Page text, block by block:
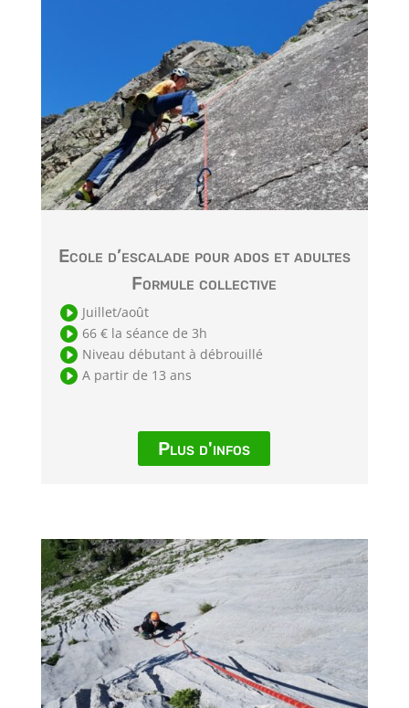
Ecole d’escalade pour ados et adultes
Formule collective
 Juillet/août
 66 € la séance de 3h
 Niveau débutant à débrouillé
 A partir de 13 ans
Plus d'infos